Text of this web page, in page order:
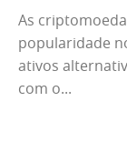
As
popularidade
ativos
com o...